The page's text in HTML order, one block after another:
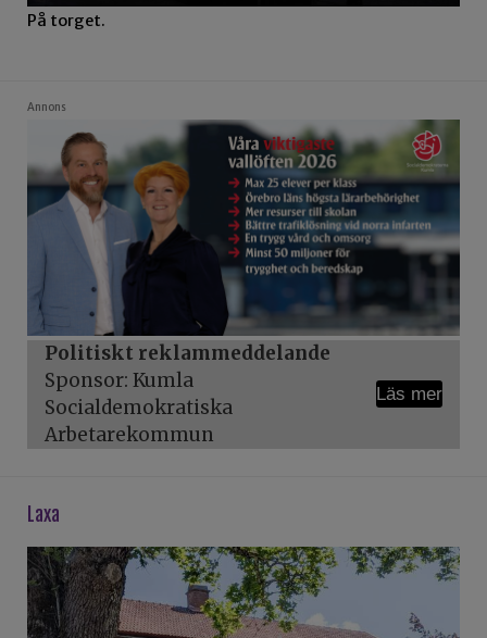
På torget.
Annons
Politiskt reklammeddelande
Sponsor: Kumla
Socialdemokratiska
Arbetarekommun
Läs mer
laxa